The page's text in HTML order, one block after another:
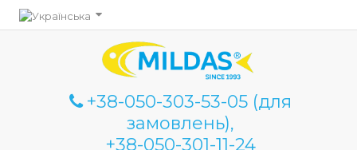
+38-050-303-53-05 (для
замовлень),
+38-050-301-11-24